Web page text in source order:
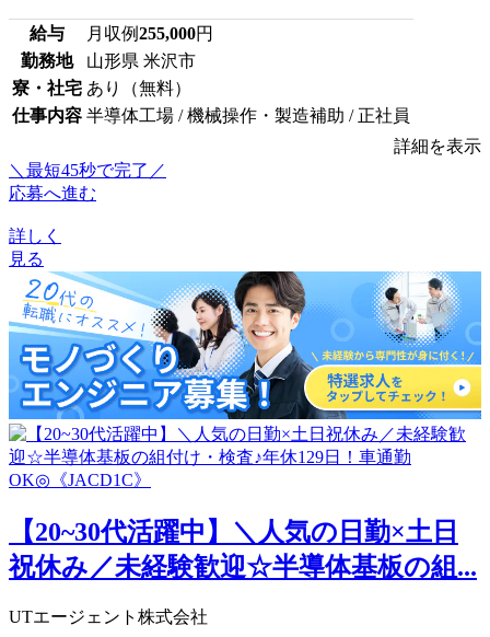
給与 月収例255,000円
勤務地
山形県 米沢市
寮・社宅 あり（無料）
仕事内容 半導体工場 / 機械操作・製造補助 / 正社員
詳細を表示
＼最短45秒で完了／
応募へ進む
詳しく
見る
【20~30代活躍中】＼人気の日勤×土日
祝休み／未経験歓迎☆半導体基板の組...
UTエージェント株式会社